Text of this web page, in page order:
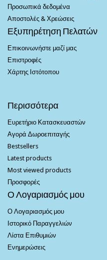
Προσωπικά δεδομένα
Αποστολές & Χρεώσεις
Εξυπηρέτηση Πελατών
Επικοινωνήστε μαζί μας
Επιστροφές
Χάρτης Ιστότοπου
Περισσότερα
Ευρετήριο Κατασκευαστών
Αγορά Δωροεπιταγής
Bestsellers
Latest products
Most viewed products
Προσφορές
Ο Λογαριασμός μου
Ο Λογαριασμός μου
Ιστορικό Παραγγελιών
Λίστα Επιθυμιών
Ενημερώσεις